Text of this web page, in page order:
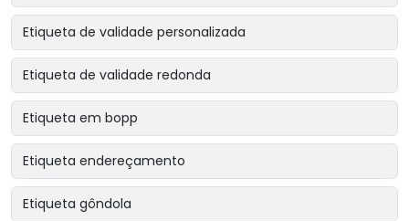
Etiqueta de validade personalizada
Etiqueta de validade redonda
Etiqueta em bopp
Etiqueta endereçamento
Etiqueta gôndola